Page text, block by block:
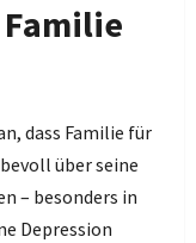
dass Familie für
über seine
– besonders in
Depression